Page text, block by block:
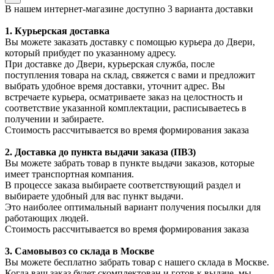
В нашем интернет-магазине доступно 3 варианта доставки
1. Курьерская доставка
Вы можете заказать доставку с помощью курьера до Двери,
который прибудет по указанному адресу.
При доставке до Двери, курьерская служба, после
поступления товара на склад, свяжется с вами и предложит
выбрать удобное время доставки, уточнит адрес. Вы
встречаете курьера, осматриваете заказ на целостность и
соответствие указанной комплектации, расписываетесь в
получении и забираете.
Стоимость рассчитывается во время формирования заказа
2. Доставка до пункта выдачи заказа (ПВЗ)
Вы можете забрать товар в пункте выдачи заказов, которые
имеет транспортная компания.
В процессе заказа выбираете соответствующий раздел и
выбираете удобный для вас пункт выдачи.
Это наиболее оптимальный вариант получения посылки для
работающих людей.
Стоимость рассчитывается во время формирования заказа
3. Самовывоз со склада в Москве
Вы можете бесплатно забрать товар с нашего склада в Москве.